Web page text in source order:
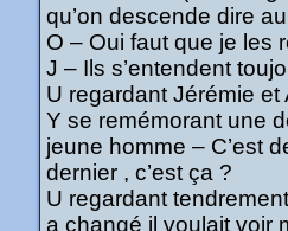
qu’on descende dire
O – Oui faut que je les
J – Ils s’entendent
U regardant Jérémie et
Y se remémorant une
jeune homme – C’est
dernier , c’est ça ?
U regardant
a changé il voulait voir